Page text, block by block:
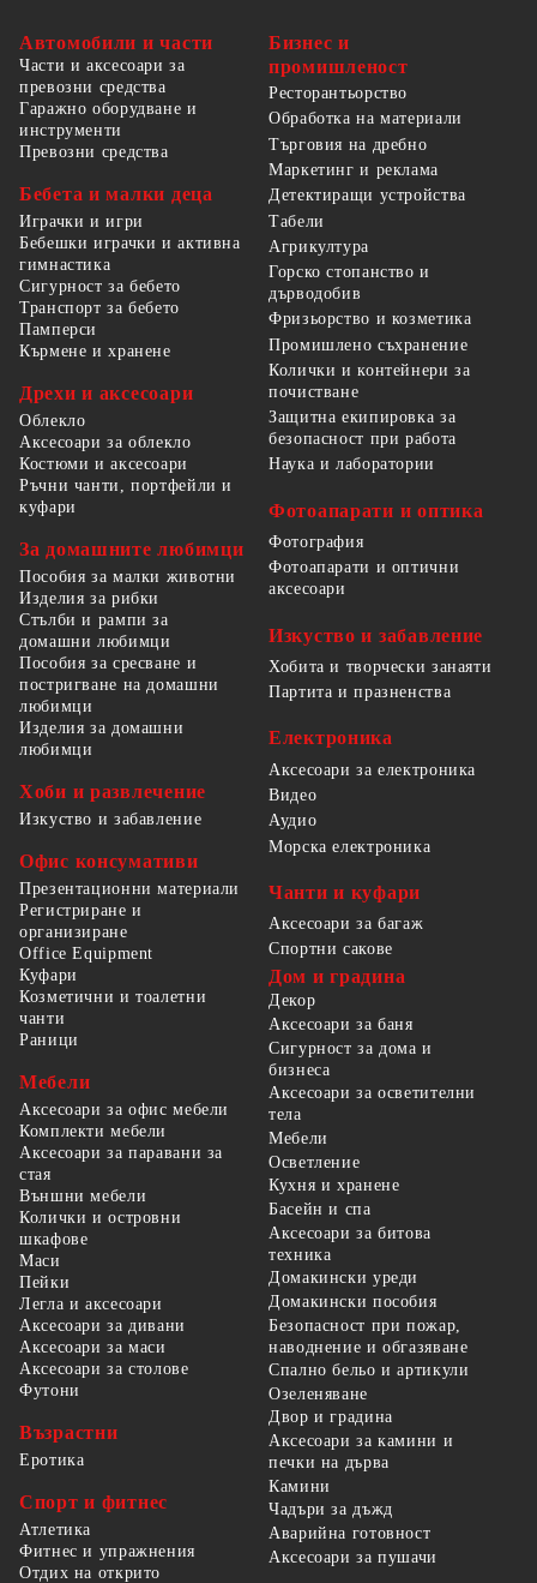
Автомобили и части
Части и аксесоари за
превозни средства
Гаражно оборудване и
инструменти
Превозни средства
Бебета и малки деца
Играчки и игри
Бебешки играчки и активна
гимнастика
Сигурност за бебето
Транспорт за бебето
Памперси
Кърмене и хранене
Дрехи и аксесоари
Облекло
Аксесоари за облекло
Костюми и аксесоари
Ръчни чанти, портфейли и
куфари
За домашните любимци
Пособия за малки животни
Изделия за рибки
Стълби и рампи за
домашни любимци
Пособия за сресване и
постригване на домашни
любимци
Изделия за домашни
любимци
Хоби и развлечение
Изкуство и забавление
Офис консумативи
Презентационни материали
Регистриране и
организиране
Office Equipment
Бизнес и
промишленост
Ресторантьорство
Обработка на материали
Търговия на дребно
Маркетинг и реклама
Детектиращи устройства
Табели
Агрикултура
Горско стопанство и
дърводобив
Фризьорство и козметика
Промишлено съхранение
Колички и контейнери за
почистване
Защитна екипировка за
безопасност при работа
Наука и лаборатории
Фотоапарати и оптика
Фотография
Фотоапарати и оптични
аксесоари
Изкуство и забавление
Хобита и творчески занаяти
Партита и празненства
Електроника
Аксесоари за електроника
Видео
Аудио
Морска електроника
Чанти и куфари
Аксесоари за багаж
Спортни сакове
Куфари
Козметични и тоалетни
чанти
Раници
Мебели
Аксесоари за офис мебели
Комплекти мебели
Аксесоари за паравани за
стая
Външни мебели
Колички и островни
шкафове
Маси
Пейки
Легла и аксесоари
Аксесоари за дивани
Аксесоари за маси
Аксесоари за столове
Футони
Възрастни
Еротика
Спорт и фитнес
Атлетика
Фитнес и упражнения
Отдих на открито
Дом и градина
Декор
Аксесоари за баня
Сигурност за дома и
бизнеса
Аксесоари за осветителни
тела
Мебели
Осветление
Кухня и хранене
Басейн и спа
Аксесоари за битова
техника
Домакински уреди
Домакински пособия
Безопасност при пожар,
наводнение и обгазяване
Спално бельо и артикули
Озеленяване
Двор и градина
Аксесоари за камини и
печки на дърва
Камини
Чадъри за дъжд
Аварийна готовност
Аксесоари за пушачи